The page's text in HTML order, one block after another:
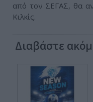
από τον ΣΕΓΑΣ, θα
Κιλκίς.
Διαβάστε